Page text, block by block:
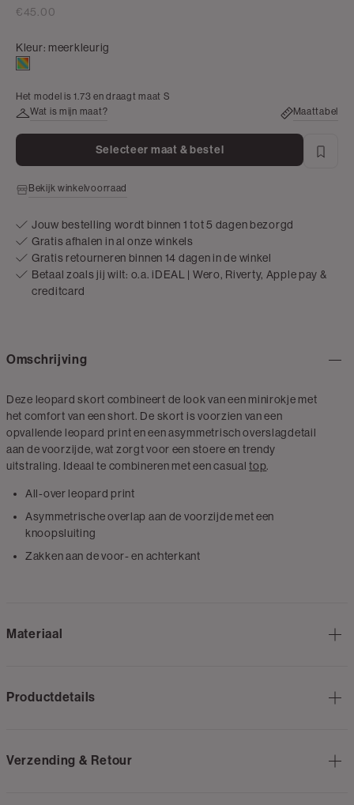
€45.00
Kleur: meerkleurig
meerkleurig
Het model is 1.73 en draagt maat S
Wat is mijn maat?
Maattabel
Selecteer maat & bestel
Bekijk winkelvoorraad
Jouw bestelling wordt binnen 1 tot 5 dagen bezorgd
Gratis afhalen in al onze winkels
Gratis retourneren binnen 14 dagen in de winkel
Betaal zoals jij wilt: o.a. iDEAL | Wero, Riverty, Apple pay &
creditcard
Omschrijving
Deze leopard skort combineert de look van een minirokje met
het comfort van een short. De skort is voorzien van een
opvallende leopard print en een asymmetrisch overslagdetail
aan de voorzijde, wat zorgt voor een stoere en trendy
uitstraling. Ideaal te combineren met een casualtop.
All-over leopard print
Asymmetrische overlap aan de voorzijde met een
knoopsluiting
Zakken aan de voor- en achterkant
Materiaal
Productdetails
Verzending & Retour